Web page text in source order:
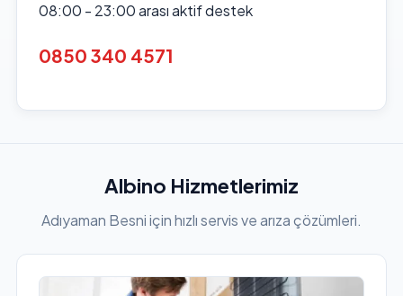
08:00 - 23:00 arası aktif destek
0850 340 4571
Albino Hizmetlerimiz
Adıyaman Besni için hızlı servis ve arıza çözümleri.